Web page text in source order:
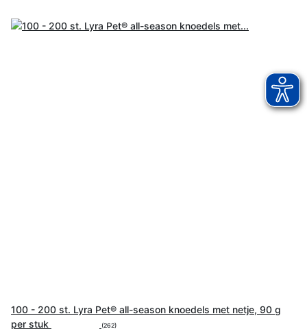
100 - 200 st. Lyra Pet® all-season knoedels met netje, 90 g
per stuk
(262)